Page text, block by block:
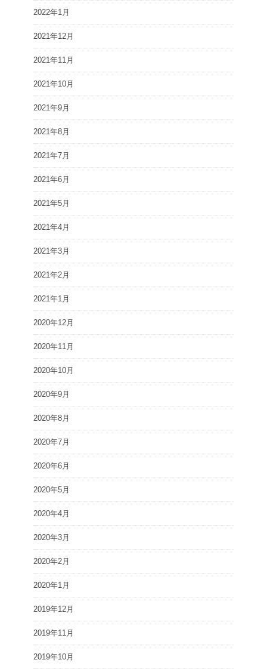
2022年1月
2021年12月
2021年11月
2021年10月
2021年9月
2021年8月
2021年7月
2021年6月
2021年5月
2021年4月
2021年3月
2021年2月
2021年1月
2020年12月
2020年11月
2020年10月
2020年9月
2020年8月
2020年7月
2020年6月
2020年5月
2020年4月
2020年3月
2020年2月
2020年1月
2019年12月
2019年11月
2019年10月